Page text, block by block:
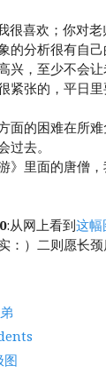
很喜欢；你对
的分析很有自
兴，至少不会让
紧张的，平日
面的困难在所
过去。
》里面的唐僧
:从网上看到这幅
：）二则愿长
图